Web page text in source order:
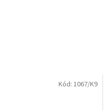
Kód: 1067/K9